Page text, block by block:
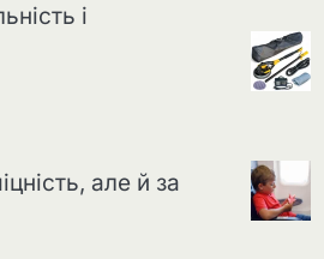
і
але й за